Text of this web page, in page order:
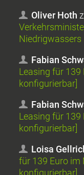
Oliver Hoth
Niedrigwassers
Fabian
Leasing für
konfigurierbar]
Fabian
Leasing für
konfigurierbar]
Loisa
für 139 Euro
konfigurierbar]